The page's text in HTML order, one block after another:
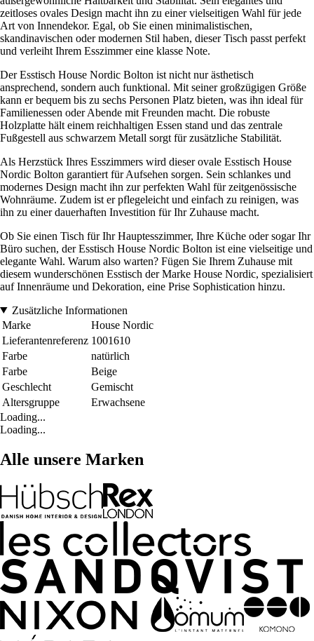
zeitloses ovales Design macht ihn zu einer vielseitigen Wahl für jede
Art von Innendekor. Egal, ob Sie einen minimalistischen,
skandinavischen oder modernen Stil haben, dieser Tisch passt perfekt
und verleiht Ihrem Esszimmer eine klasse Note.
Der Esstisch House Nordic Bolton ist nicht nur ästhetisch
ansprechend, sondern auch funktional. Mit seiner großzügigen Größe
kann er bequem bis zu sechs Personen Platz bieten, was ihn ideal für
Familienessen oder Abende mit Freunden macht. Die robuste
Holzplatte hält einem reichhaltigen Essen stand und das zentrale
Fußgestell aus schwarzem Metall sorgt für zusätzliche Stabilität.
Als Herzstück Ihres Esszimmers wird dieser ovale Esstisch House
Nordic Bolton garantiert für Aufsehen sorgen. Sein schlankes und
modernes Design macht ihn zur perfekten Wahl für zeitgenössische
Wohnräume. Zudem ist er pflegeleicht und einfach zu reinigen, was
ihn zu einer dauerhaften Investition für Ihr Zuhause macht.
Ob Sie einen Tisch für Ihr Hauptesszimmer, Ihre Küche oder sogar Ihr
Büro suchen, der Esstisch House Nordic Bolton ist eine vielseitige und
elegante Wahl. Warum also warten? Fügen Sie Ihrem Zuhause mit
diesem wunderschönen Esstisch der Marke House Nordic, spezialisiert
auf Innenräume und Dekoration, eine Prise Sophistication hinzu.
Zusätzliche Informationen
Marke
House Nordic
Lieferantenreferenz 1001610
Farbe
natürlich
Farbe
Beige
Geschlecht
Gemischt
Altersgruppe
Erwachsene
Loading...
Loading...
Alle unsere Marken